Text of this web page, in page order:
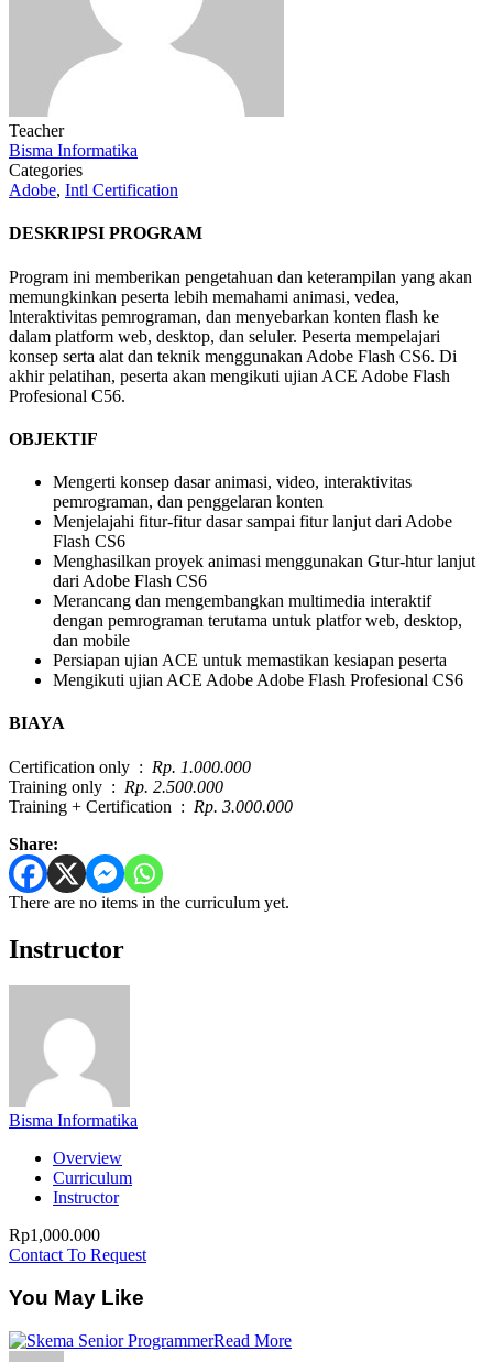
Teacher
Bisma Informatika
Categories
Adobe, Intl Certification
DESKRIPSI PROGRAM
Program ini memberikan pengetahuan dan keterampilan yang akan
memungkinkan peserta lebih memahami animasi, vedea,
lnteraktivitas pemrograman, dan menyebarkan konten flash ke
dalam platform web, desktop, dan seluler. Peserta mempelajari
konsep serta alat dan teknik menggunakan Adobe Flash CS6. Di
akhir pelatihan, peserta akan mengikuti ujian ACE Adobe Flash
Profesional C56.
OBJEKTIF
Mengerti konsep dasar animasi, video, interaktivitas
pemrograman, dan penggelaran konten
Menjelajahi fitur-fitur dasar sampai fitur lanjut dari Adobe
Flash CS6
Menghasilkan proyek animasi menggunakan Gtur-htur lanjut
dari Adobe Flash CS6
Merancang dan mengembangkan multimedia interaktif
dengan pemrograman terutama untuk platfor web, desktop,
dan mobile
Persiapan ujian ACE untuk memastikan kesiapan peserta
Mengikuti ujian ACE Adobe Adobe Flash Profesional CS6
BIAYA
Certification only : Rp. 1.000.000
Training only : Rp. 2.500.000
Training + Certification : Rp. 3.000.000
Share:
There are no items in the curriculum yet.
Instructor
Bisma Informatika
Overview
Curriculum
Instructor
Rp1,000.000
Contact To Request
You May Like
Read More